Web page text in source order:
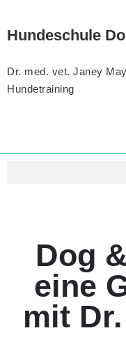
Hundeschule
Dr. med. vet. Janey
Hundetraining
Dog
eine
mit